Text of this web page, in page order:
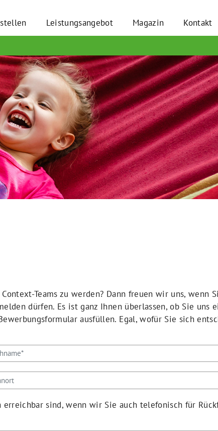
Leistungsangebot Magazin Kontakt
Teams zu werden? Dann freuen wir uns, wenn
dürfen. Es ist ganz Ihnen überlassen, ob Sie uns
ausfüllen. Egal, wofür Sie sich
sind, wenn wir Sie auch telefonisch für